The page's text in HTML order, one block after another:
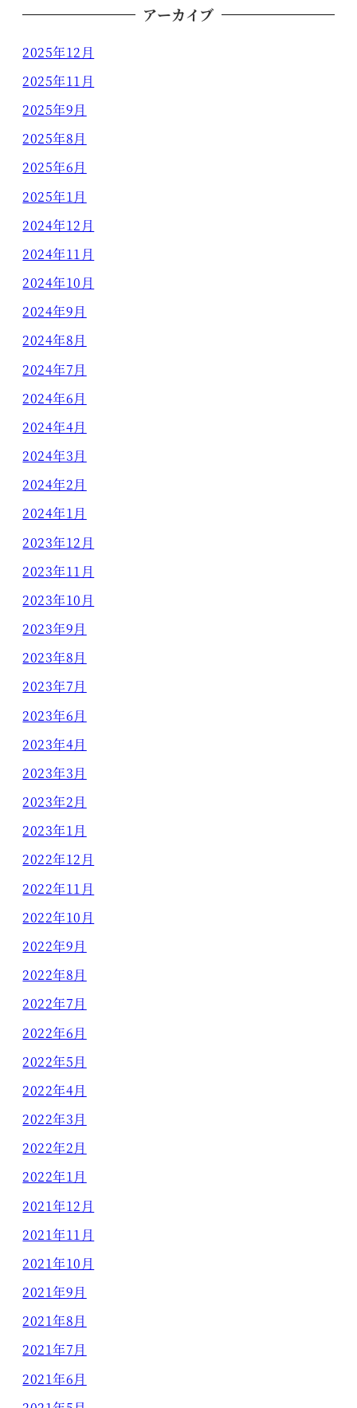
アーカイブ
2025年12月
2025年11月
2025年9月
2025年8月
2025年6月
2025年1月
2024年12月
2024年11月
2024年10月
2024年9月
2024年8月
2024年7月
2024年6月
2024年4月
2024年3月
2024年2月
2024年1月
2023年12月
2023年11月
2023年10月
2023年9月
2023年8月
2023年7月
2023年6月
2023年4月
2023年3月
2023年2月
2023年1月
2022年12月
2022年11月
2022年10月
2022年9月
2022年8月
2022年7月
2022年6月
2022年5月
2022年4月
2022年3月
2022年2月
2022年1月
2021年12月
2021年11月
2021年10月
2021年9月
2021年8月
2021年7月
2021年6月